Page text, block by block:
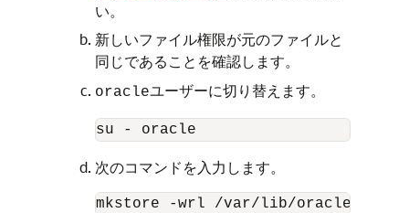
い。
新しいファイル権限が元のファイルと
同じであることを確認します。
oracleユーザーに切り替えます。
su - oracle
次のコマンドを入力します。
mkstore -wrl /var/lib/oracle/dbfw/